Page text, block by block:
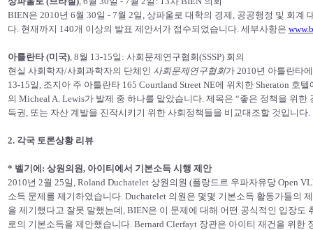
BIEN은 2010년 6월 30일 - 7월 2일, 상파울로 대학의 경제, 공공행정 및 회계
다. 현재까지 140개 이상의 발표 제안서가 접수되었습니다. 세부사항은
아틀란타 (미국), 8월 13-15일: 사회문제연구협회(SSSP) 회의
현실 사회학자/사회과학자의 단체인 사회문제연구협회가 2010년 아틀란타
13-15일, 조지아 주 아틀란타 165 Courtland Street NE에 위치한 Sheraton 호
의 Micheal A. Lewis가 발제 중 하나를 맡았습니다. 제목은 “좋은 정책을 위
득권, 또는 자산 계발을 진작시키기 위한 사회정책들을 비교대조할 것입니다.
2. 각국 토론상황 리뷰
* 벨기에: 상원의원, 아이티에서 기본소득 시행 제안
2010년 2월 25일, Roland Duchatelet 상원의원 (플랑드르 우파자유당 Open
소득 문제를 제기하였습니다. Duchatelet 의원은 몇몇 기본소득 활동가들의
을 제기했다고 잘못 말했는데, BIEN은 이 문제에 대해 어떤 공식적인 입장도
로의 기본소득을 제안했습니다. Bernard Clerfayt 장관은 아이티 재건을 위한